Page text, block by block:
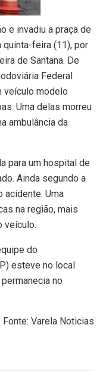
e invadiu a praça de
quinta-feira (11), por
de Santana. De
Federal
veículo modelo
Uma delas morreu
ambulância da
para um hospital de
Ainda segundo a
acidente. Uma
na região, mais
veículo.
do
esteve no local
no
Fonte: Varela Noticias